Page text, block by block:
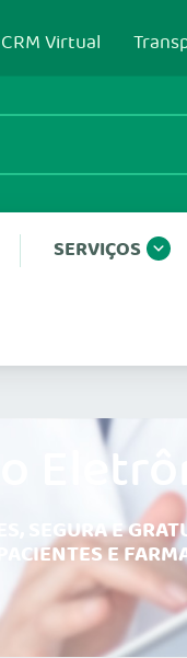
CRM Virtual
SERVIÇOS
SEGURA E
E